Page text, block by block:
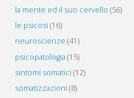
la mente ed il suo cervello (56)
le psicosi (16)
neuroscienze (41)
psicopatologia (15)
sintomi somatici (12)
somatizzazioni (8)